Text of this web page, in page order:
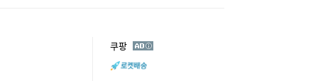
쿠팡 광
고